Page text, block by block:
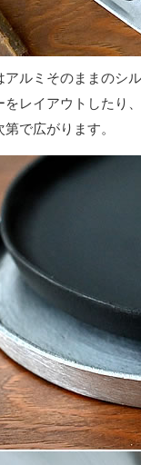
アルミそのままのシ
をレイアウトしたり
第で広がります。